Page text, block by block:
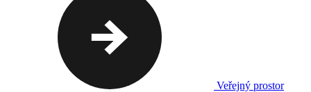
Veřejný prostor